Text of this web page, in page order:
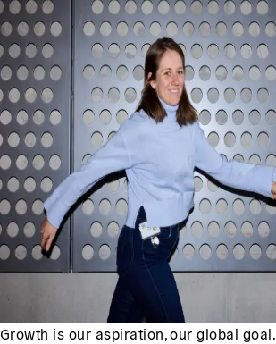
Growth is our aspiration, our global goal.